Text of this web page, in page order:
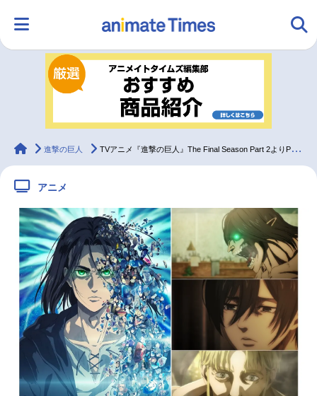
ランキング アニメ
ラジオ
2.5次元 配信・Vtuber トレンド 無料マンガ
最新記事一覧
アニメ記事一覧 声優記事一覧
アニメ映画一覧 実写化映画一覧
今期アニメ曜日別一覧
animateTimes
進撃の巨人 TVアニメ『進撃の巨人』The Final Season Part 2よりPV第2弾が公開
アニメ